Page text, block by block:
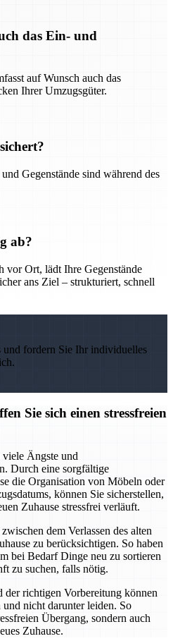
das Ein- und
auf Wunsch auch das
Ihrer Umzugsgüter.
Gegenstände sind während des
ab?
vor Ort, lädt Ihre Gegenstände
ans Ziel – strukturiert, schnell
und fordern Sie Ihr individuelles
Sie sich einen stressfreien
Ängste und
Durch eine sorgfältige
die Organisation von Möbeln oder
können Sie sicherstellen,
Zuhause stressfrei verläuft.
dem Verlassen des alten
zu berücksichtigen. So haben
bei Bedarf Dinge neu zu sortieren
zu suchen, falls nötig.
richtigen Vorbereitung können
nicht darunter leiden. So
Übergang, sondern auch
Zuhause.